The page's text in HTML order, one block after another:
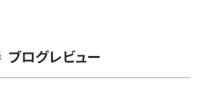
ブログレビュー